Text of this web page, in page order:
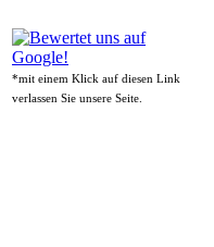
*mit einem Klick auf diesen Link
verlassen Sie unsere Seite.